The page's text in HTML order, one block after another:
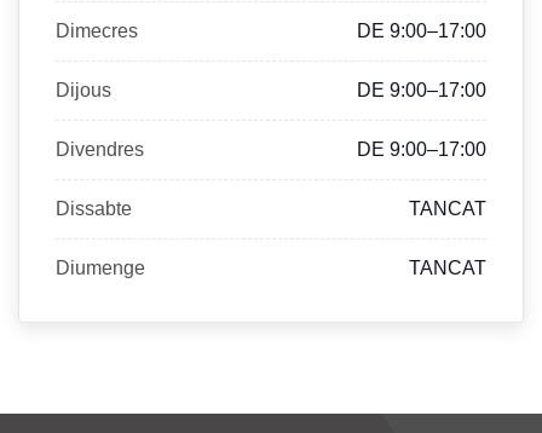
Dimecres DE 9:00–17:00
Dijous DE 9:00–17:00
Divendres DE 9:00–17:00
Dissabte TANCAT
Diumenge TANCAT